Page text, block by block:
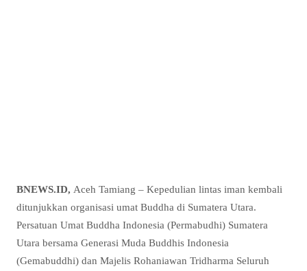
BNEWS.ID, Aceh Tamiang – Kepedulian lintas iman kembali
ditunjukkan organisasi umat Buddha di Sumatera Utara.
Persatuan Umat Buddha Indonesia (Permabudhi) Sumatera
Utara bersama Generasi Muda Buddhis Indonesia
(Gemabuddhi) dan Majelis Rohaniawan Tridharma Seluruh